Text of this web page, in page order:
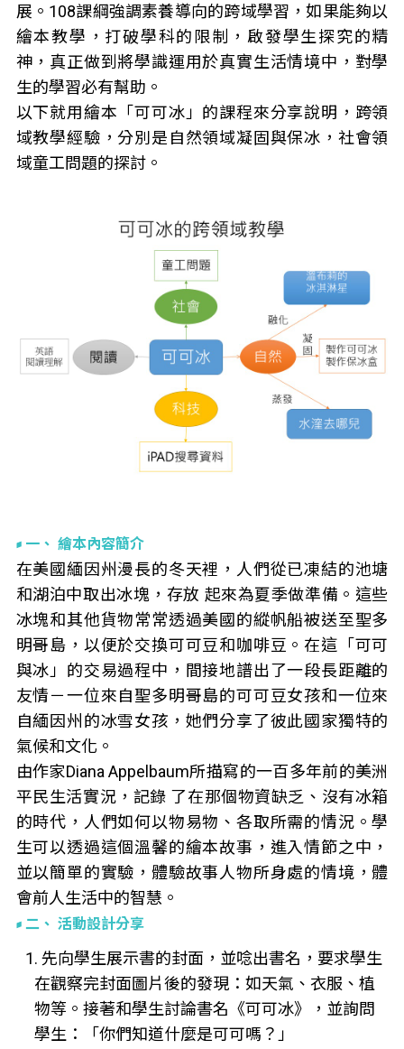
展。108課綱強調素養導向的跨域學習，如果能夠以
繪本教學，打破學科的限制，啟發學生探究的精
神，真正做到將學識運用於真實生活情境中，對學
生的學習必有幫助。
以下就用繪本「可可冰」的課程來分享說明，跨領
域教學經驗，分別是自然領域凝固與保冰，社會領
域童工問題的探討。
一、 繪本內容簡介
在美國緬因州漫長的冬天裡，人們從已凍結的池塘
和湖泊中取出冰塊，存放 起來為夏季做準備。這些
冰塊和其他貨物常常透過美國的縱帆船被送至聖多
明哥島，以便於交換可可豆和咖啡豆。在這「可可
與冰」的交易過程中，間接地譜出了一段長距離的
友情－一位來自聖多明哥島的可可豆女孩和一位來
自緬因州的冰雪女孩，她們分享了彼此國家獨特的
氣候和文化。
由作家Diana Appelbaum所描寫的一百多年前的美洲
平民生活實況，記錄 了在那個物資缺乏、沒有冰箱
的時代，人們如何以物易物、各取所需的情況。學
生可以透過這個溫馨的繪本故事，進入情節之中，
並以簡單的實驗，體驗故事人物所身處的情境，體
會前人生活中的智慧。
二、 活動設計分享
1. 先向學生展示書的封面，並唸出書名，要求學生
在觀察完封面圖片後的發現：如天氣、衣服、植
物等。接著和學生討論書名《可可冰》，並詢問
學生：「你們知道什麼是可可嗎？」